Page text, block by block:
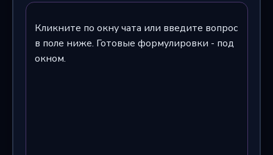
Кликните по окну чата или введите вопрос
в поле ниже. Готовые формулировки - под
окном.